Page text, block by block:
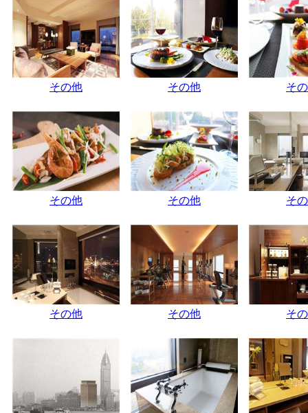
その他 その他 そ
その他 その他 そ
その他 その他 そ